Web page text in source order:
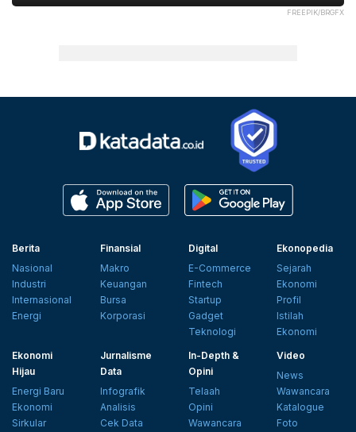
FREEPIK/BRGFX
Berita
Nasional
Industri
Internasional
Energi
Finansial
Makro
Keuangan
Bursa
Korporasi
Digital
E-Commerce
Fintech
Startup
Gadget
Teknologi
Ekonopedia
Sejarah
Ekonomi
Profil
Istilah
Ekonomi
Ekonomi
Hijau
Energi Baru
Ekonomi
Sirkular
Jurnalisme
Data
Infografik
Analisis
Cek Data
In-Depth &
Opini
Telaah
Opini
Wawancara
Video
News
Wawancara
Katalogue
Foto